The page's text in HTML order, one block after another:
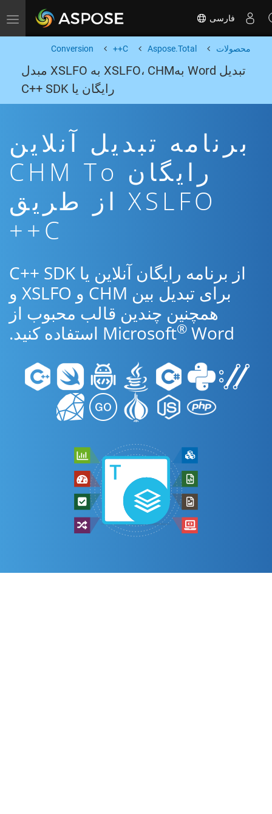
Toggle navigation فارسی
محصولات Aspose.Total
C++
Conversion
تبدیل Word بهXSLFO، CHM به XSLFO مبدل
رایگان یا C++ SDK
برنامه تبدیل آنلاین
رایگان CHM To
XSLFO از طریق
C++
از برنامه رایگان آنلاین یا C++ SDK
برای تبدیل بین CHM و XSLFO و
همچنین چندین قالب محبوب از
Microsoft® Word استفاده کنید.